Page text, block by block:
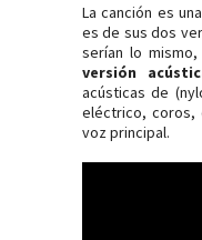
La canción es
es de sus dos
serían lo
versión
acústicas de
eléctrico, coros,
voz principal.